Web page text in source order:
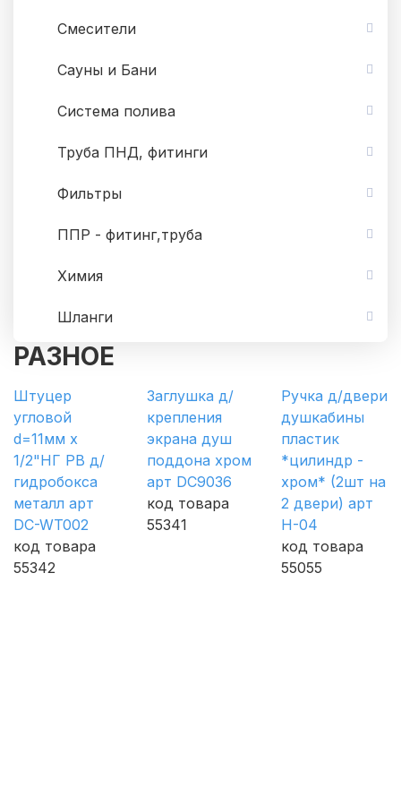
Смесители
Сауны и Бани
Система полива
Труба ПНД, фитинги
Фильтры
ППР - фитинг,труба
Химия
Шланги
РАЗНОЕ
Штуцер
угловой
d=11мм х
1/2"НГ РВ д/
гидробокса
металл арт
DC-WT002
код товара
55342
Заглушка д/
крепления
экрана душ
поддона хром
арт DC9036
код товара
55341
Ручка д/двери
душкабины
пластик
*цилиндр -
хром* (2шт на
2 двери) арт
H-04
код товара
55055